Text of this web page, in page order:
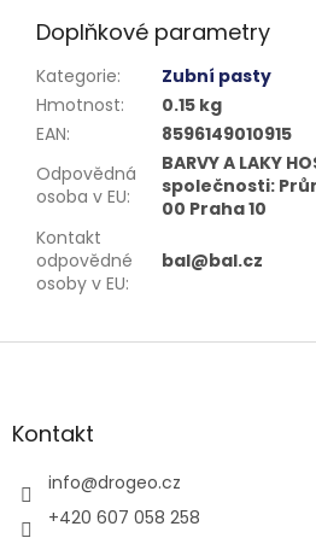
Doplňkové parametry
Kategorie:
Zubní pasty
Hmotnost:
0.15 kg
EAN:
8596149010915
Odpovědná
osoba v EU:
BARVY A LAKY
společnosti:
00 Praha 10
Kontakt
odpovědné
osoby v EU:
bal@bal.cz
Z
aKontakt
info@drogeo.cz
+420 607 058 258